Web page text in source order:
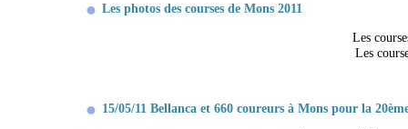
Les photos des courses de Mons 2011
Les
Les
15/05/11 Bellanca et 660 coureurs à Mons pour la